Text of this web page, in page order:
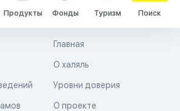
Продукты Фонды Туризм Поиск
Главная
О халяль
Уровни доверия
О проекте